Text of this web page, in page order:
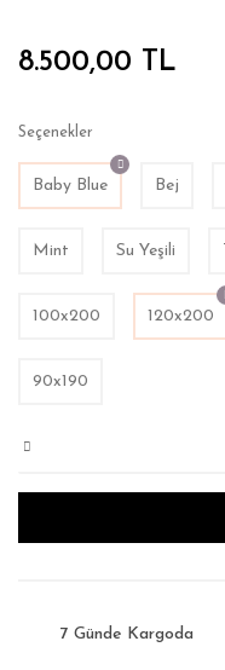
8.500,00 TL
Seçenekler
Baby Blue Bej
Mint Su Yeşili
100x200 120x200
90x190
7 Günde Kargoda